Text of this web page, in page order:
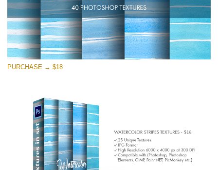
Entire Collection
(1783 Overlays)
Large 6000*4000px
無料ダウンロード
PURCHASE → $18